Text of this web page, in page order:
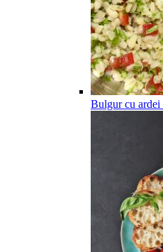
Bulgur cu ardei